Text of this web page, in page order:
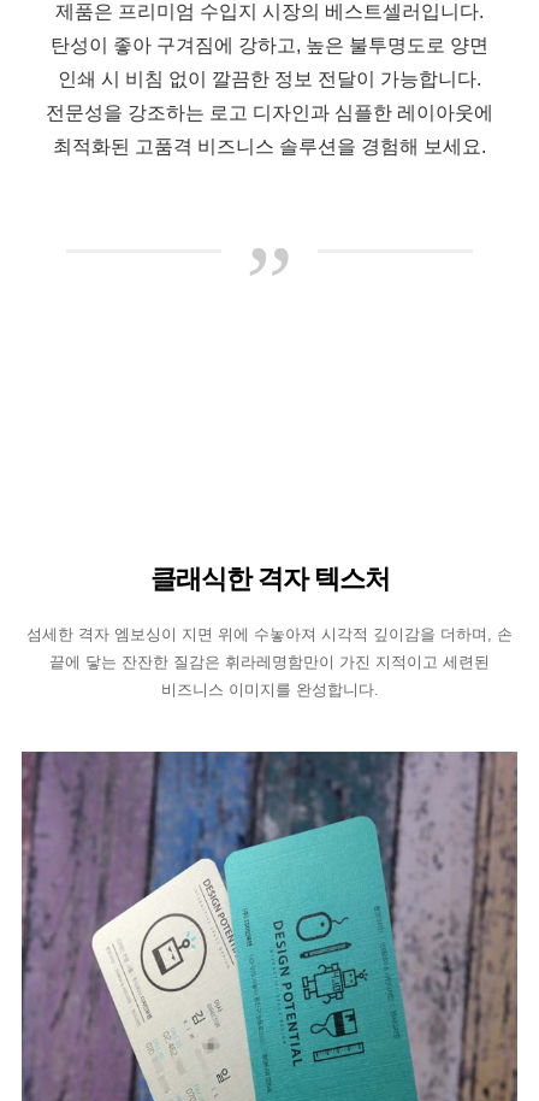
제품은 프리미엄 수입지 시장의 베스트셀러입니다.
탄성이 좋아 구겨짐에 강하고, 높은 불투명도로 양면
인쇄 시 비침 없이 깔끔한 정보 전달이 가능합니다.
전문성을 강조하는 로고 디자인과 심플한 레이아웃에
최적화된 고품격 비즈니스 솔루션을 경험해 보세요.
”
클래식한 격자 텍스처
섬세한 격자 엠보싱이 지면 위에 수놓아져 시각적 깊이감을 더하며, 손
끝에 닿는 잔잔한 질감은 휘라레명함만이 가진 지적이고 세련된
비즈니스 이미지를 완성합니다.